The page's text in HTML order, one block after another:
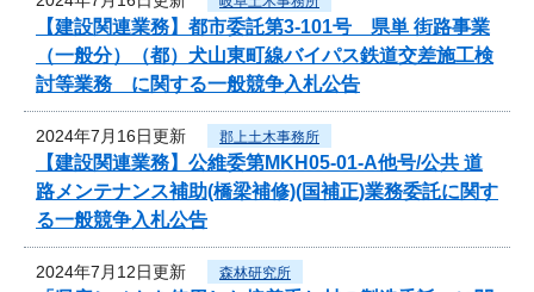
【建設関連業務】都市委託第3-101号 県単 街路事業
（一般分）（都）犬山東町線バイパス鉄道交差施工検
討等業務 に関する一般競争入札公告
2024年7月16日更新 郡上土木事務所
【建設関連業務】公維委第MKH05-01-A他号/公共 道
路メンテナンス補助(橋梁補修)(国補正)業務委託に関す
る一般競争入札公告
2024年7月12日更新 森林研究所